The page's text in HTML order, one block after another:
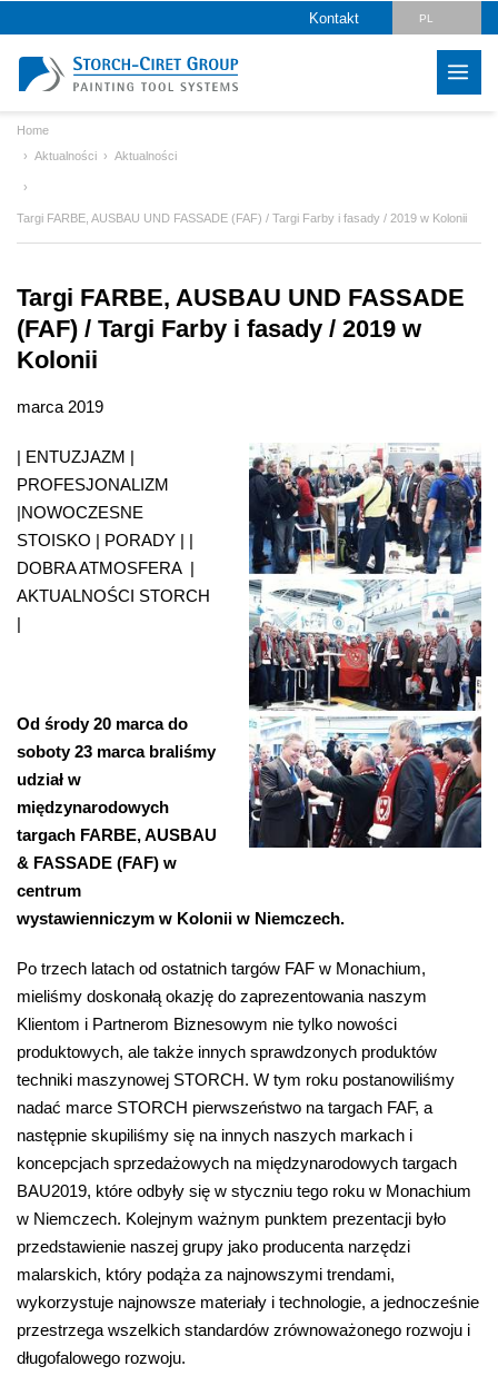
Kontakt PL
Home
Aktualności
Aktualności
Targi FARBE, AUSBAU UND FASSADE (FAF) / Targi Farby i fasady / 2019 w Kolonii
Targi FARBE, AUSBAU UND FASSADE
(FAF) / Targi Farby i fasady / 2019 w
Kolonii
marca 2019
| ENTUZJAZM |
PROFESJONALIZM
|NOWOCZESNE
STOISKO | PORADY | |
DOBRA ATMOSFERA |
AKTUALNOŚCI STORCH
|
Od środy 20 marca do
soboty 23 marca braliśmy
udział w
międzynarodowych
targach FARBE, AUSBAU
& FASSADE (FAF) w
centrum
wystawienniczym w Kolonii w Niemczech.
Po trzech latach od ostatnich targów FAF w Monachium,
mieliśmy doskonałą okazję do zaprezentowania naszym
Klientom i Partnerom Biznesowym nie tylko nowości
produktowych, ale także innych sprawdzonych produktów
techniki maszynowej STORCH. W tym roku postanowiliśmy
nadać marce STORCH pierwszeństwo na targach FAF, a
następnie skupiliśmy się na innych naszych markach i
koncepcjach sprzedażowych na międzynarodowych targach
BAU2019, które odbyły się w styczniu tego roku w Monachium
w Niemczech. Kolejnym ważnym punktem prezentacji było
przedstawienie naszej grupy jako producenta narzędzi
malarskich, który podąża za najnowszymi trendami,
wykorzystuje najnowsze materiały i technologie, a jednocześnie
przestrzega wszelkich standardów zrównoważonego rozwoju i
długofalowego rozwoju.